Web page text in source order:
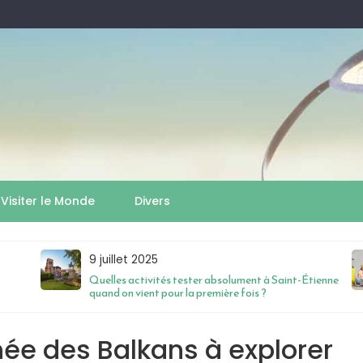
Visiter le Monde Divers
9 juillet 2025
Quelles activités tester absolument à Saint-Étienne
quand on vient pour la première fois ?
des Balkans à explorer